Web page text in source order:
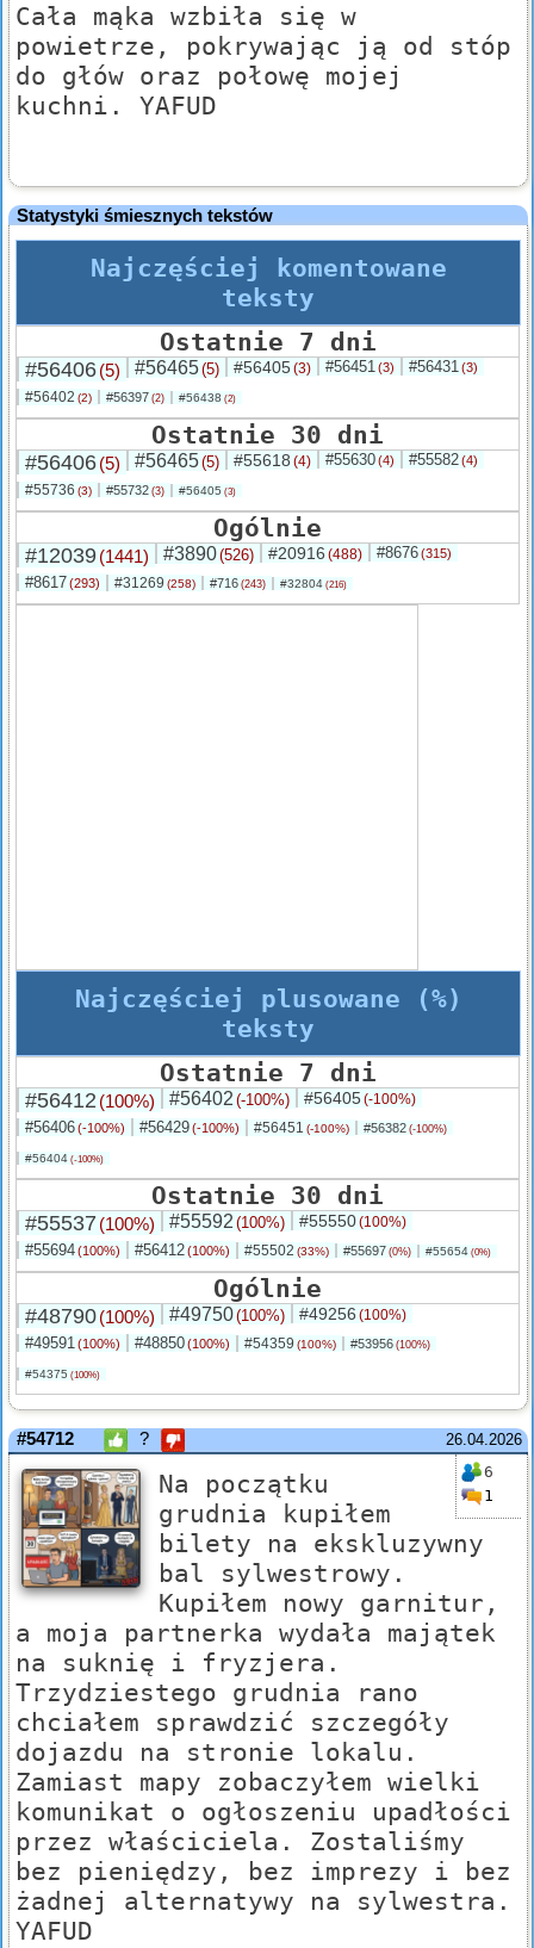
Cała mąka wzbiła się w
powietrze, pokrywając ją od stóp
do głów oraz połowę mojej
kuchni. YAFUD
Statystyki śmiesznych tekstów
Najczęściej komentowane
teksty
Ostatnie 7 dni
#56406(5) #56465(5) #56405(3) #56451(3) #56431(3)
#56402 (2) #56397 (2) #56438 (2)
Ostatnie 30 dni
#56406(5) #56465(5) #55618 (4) #55630(4) #55582(4)
#55736 (3) #55732 (3) #56405 (3)
Ogólnie
#12039(1441) #3890(526) #20916 (488) #8676(315)
#8617(293) #31269 (258) #716 (243) #32804 (216)
Najczęściej plusowane (%)
teksty
Ostatnie 7 dni
#56412 (100%) #56402 (-100%) #56405(-100%)
#56406(-100%) #56429(-100%) #56451 (-100%) #56382 (-100%)
#56404 (-100%)
Ostatnie 30 dni
#55537 (100%) #55592 (100%) #55550(100%)
#55694(100%) #56412(100%) #55502 (33%) #55697 (0%) #55654 (0%)
Ogólnie
#48790(100%) #49750(100%) #49256 (100%)
#49591(100%) #48850(100%) #54359 (100%) #53956 (100%)
#54375 (100%)
26.04.2026
#54712 ?
6
1
Na początku
grudnia kupiłem
bilety na ekskluzywny
bal sylwestrowy.
Kupiłem nowy garnitur,
a moja partnerka wydała majątek
na suknię i fryzjera.
Trzydziestego grudnia rano
chciałem sprawdzić szczegóły
dojazdu na stronie lokalu.
Zamiast mapy zobaczyłem wielki
komunikat o ogłoszeniu upadłości
przez właściciela. Zostaliśmy
bez pieniędzy, bez imprezy i bez
żadnej alternatywy na sylwestra.
YAFUD